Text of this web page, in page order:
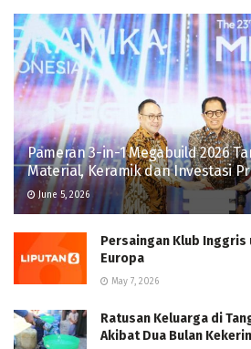
Pameran 3-in-1 Megabuild 2026
Material, Keramik dan Investasi
June 5, 2026
Persaingan Klub Inggris
Europa
May 7, 2026
Ratusan Keluarga di
Akibat Dua Bulan